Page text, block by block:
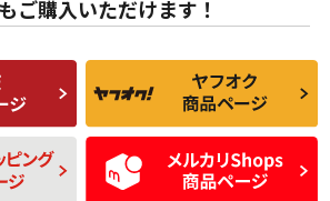
な中古
C
られるが、使用に問
題のない中古品
つ傷が
な中古
D
残り溝も少なく、偏
磨耗がみられ、短期
間使用できるくらい
の中古品
ご購入いただけます！